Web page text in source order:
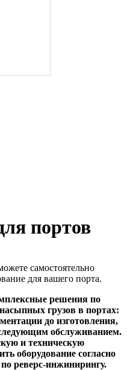
портов
самостоятельно
для вашего порта.
решения по
грузов в портах:
до изготовления,
обслуживанием.
и техническую
оборудование согласно
реверс-инжинирингу.